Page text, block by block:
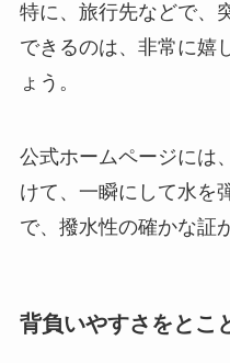
特に、旅行先などで、
できるのは、非常に嬉
ょう。
公式ホームページには
けて、一瞬にして水を
で、撥水性の確かな証
背負いやすさをとこ